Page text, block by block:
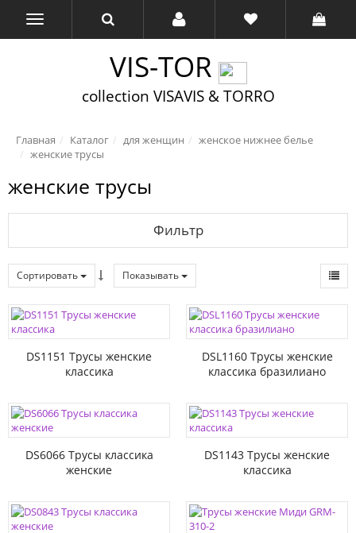
VIS-TOR
collection VISAVIS & TORRO
Главная Каталог для женщин
женское нижнее белье
женские трусы
женские трусы
Фильтр
Сортировать Показывать
DS1151 Трусы женские
классика
DSL1160 Трусы женские
классика бразилиано
DS6066 Трусы классика
женские
DS1143 Трусы женские
классика